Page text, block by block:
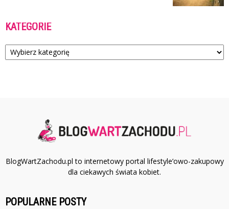
KATEGORIE
Kategorie
BlogWartZachodu.pl to internetowy portal lifestyle’owo-zakupowy
dla ciekawych świata kobiet.
POPULARNE POSTY